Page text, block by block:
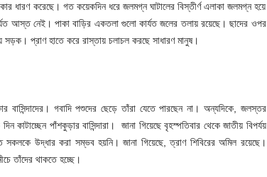
ধারণ করেছে। গত কয়েকদিন ধরে জলমগ্ন ঘাটালের বিস্তীর্ণ এলাকা জলমগ্ন হয়ে
আস্ত নেই। পাকা বাড়ির একতলা গুলো কার্যত জলের তলায় রয়েছে। ছাদের ওপর
প্রাণ হাতে করে রাস্তায় চলাচল করছে সাধারণ মানুষ।
গবাদি পশুদের ছেড়ে তাঁরা যেতে পারছেন না। অন্যদিকে, জলস্তর
পাঁশকুড়ার বাসিন্দারা। জানা গিয়েছে বৃহস্পতিবার থেকে জাতীয় বিপর্যয়
উদ্ধার করা সম্ভব হয়নি। জানা গিয়েছে, ত্রাণ শিবিরের অমিল রয়েছে।
তাঁদের থাকতে হচ্ছে।